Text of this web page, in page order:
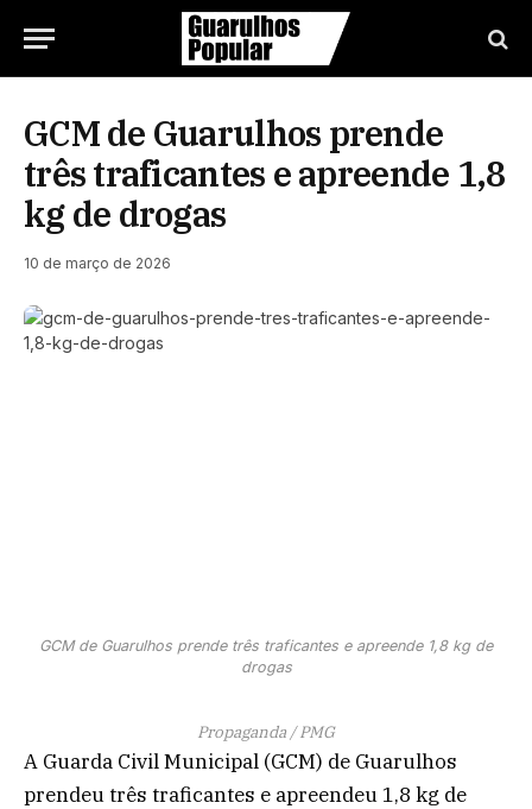
GCM de Guarulhos prende
três traficantes e apreende 1,8
kg de drogas
10 de março de 2026
GCM de Guarulhos prende três traficantes e apreende 1,8 kg de
drogas
Propaganda / PMG
A Guarda Civil Municipal (GCM) de Guarulhos
prendeu três traficantes e apreendeu 1,8 kg de